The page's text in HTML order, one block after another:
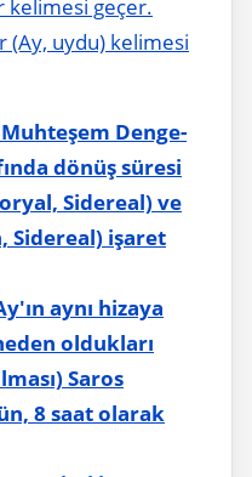
kelimesi geçer.
(Ay, uydu) kelimesi
Denge-
dönüş süresi
Sidereal) ve
Sidereal) işaret
aynı hizaya
oldukları
Saros
8 saat olarak